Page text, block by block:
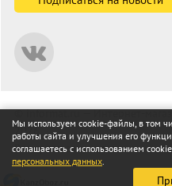
© informat.ru — Интернет-
2026
Все права защищены
Мы используем cookie-файлы, в том
работы сайта и улучшения его
соглашаетесь с использованием
персональных данных.